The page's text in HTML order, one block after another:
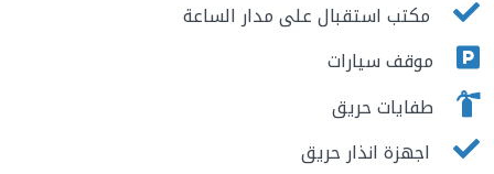
مكتب استقبال على مدار الساعة
موقف سيارات
طفايات حريق
اجهزة انذار حريق